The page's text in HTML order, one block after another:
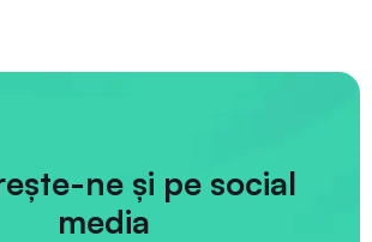
ne și pe social
media